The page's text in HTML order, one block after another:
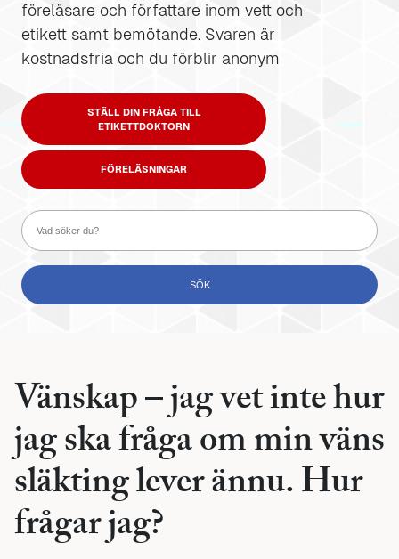
föreläsare och författare inom vett och
etikett samt bemötande. Svaren är
kostnadsfria och du förblir anonym
STÄLL DIN FRÅGA TILL
ETIKETTDOKTORN
FÖRELÄSNINGAR
Vänskap – jag vet inte hur
jag ska fråga om min väns
släkting lever ännu. Hur
frågar jag?